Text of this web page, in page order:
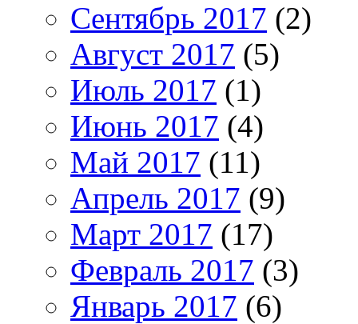
Сентябрь 2017 (2)
Август 2017 (5)
Июль 2017 (1)
Июнь 2017 (4)
Май 2017 (11)
Апрель 2017 (9)
Март 2017 (17)
Февраль 2017 (3)
Январь 2017 (6)